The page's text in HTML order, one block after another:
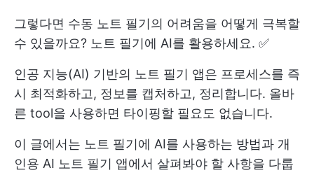
그렇다면 수동 노트 필기의 어려움을 어떻게 극복할
수 있을까요? 노트 필기에 AI를 활용하세요. ✅
인공 지능(AI) 기반의 노트 필기 앱은 프로세스를 즉
시 최적화하고, 정보를 캡처하고, 정리합니다. 올바
른 tool을 사용하면 타이핑할 필요도 없습니다.
이 글에서는 노트 필기에 AI를 사용하는 방법과 개
인용 AI 노트 필기 앱에서 살펴봐야 할 사항을 다룹